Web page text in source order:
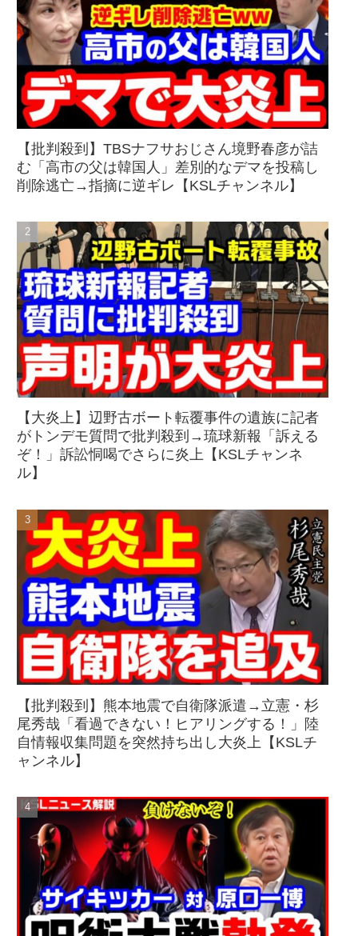
【批判殺到】TBSナフサおじさん境野春彦が詰
む「高市の父は韓国人」差別的なデマを投稿し
削除逃亡→指摘に逆ギレ【KSLチャンネル】
【大炎上】辺野古ボート転覆事件の遺族に記者
がトンデモ質問で批判殺到→琉球新報「訴える
ぞ！」訴訟恫喝でさらに炎上【KSLチャンネ
ル】
【批判殺到】熊本地震で自衛隊派遣→立憲・杉
尾秀哉「看過できない！ヒアリングする！」陸
自情報収集問題を突然持ち出し大炎上【KSLチ
ャンネル】